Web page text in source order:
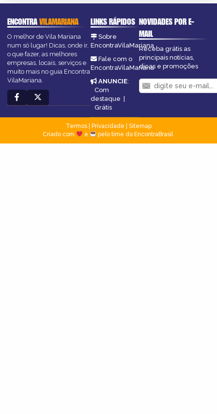
ENCONTRAVILAMARIANA
O melhor de Vila Mariana
num só lugar! Dicas, onde ir,
o que fazer, as melhores
empresas, locais, serviços e
muito mais no guia Encontra
VilaMariana.
LINKS RÁPIDOS
Sobre
EncontraVilaMariana
Fale com o
EncontraVilaMariana
ANUNCIE:
Com
destaque |
Grátis
NOVIDADES POR E-
MAIL
Receba grátis as
principais notícias,
dicas e promoções
Termos| Privacidade
Sitemap
Criado com
e pelo time do EncontraBrasil